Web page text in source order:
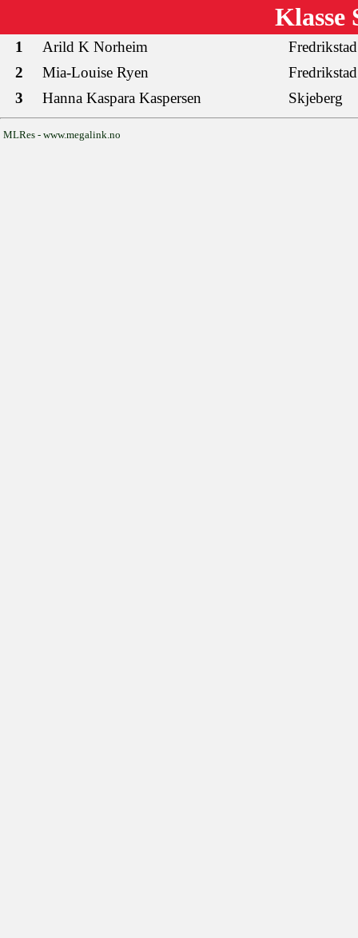
Klasse
1 Arild K Norheim
Fredrikstad
2
Mia-Louise Ryen
Fredrikstad
3
Hanna Kaspara Kaspersen Skjeberg
MLRes - www.megalink.no